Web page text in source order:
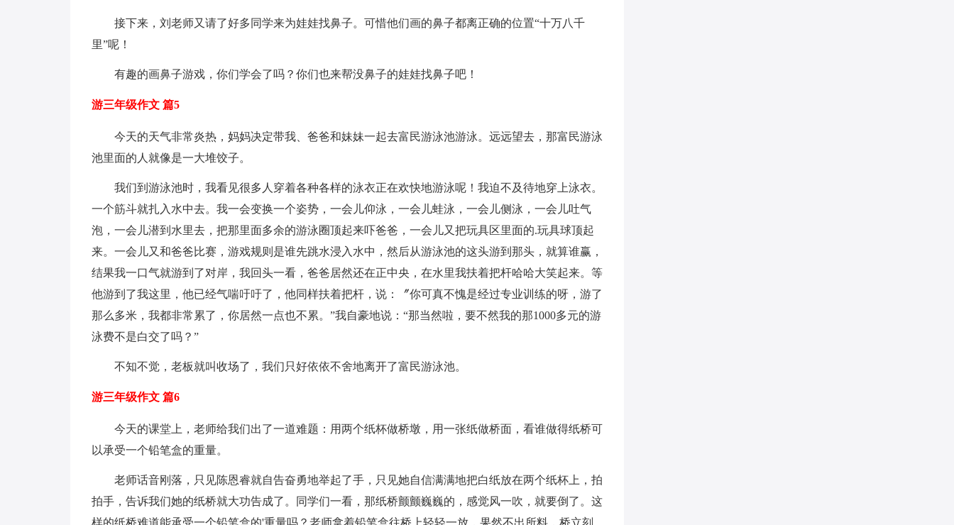
接下来，刘老师又请了好多同学来为娃娃找鼻子。可惜他们画的鼻子都离正确的位置“十万八千
里”呢！
有趣的画鼻子游戏，你们学会了吗？你们也来帮没鼻子的娃娃找鼻子吧！
游三年级作文 篇5
今天的天气非常炎热，妈妈决定带我、爸爸和妹妹一起去富民游泳池游泳。远远望去，那富民游泳
池里面的人就像是一大堆饺子。
我们到游泳池时，我看见很多人穿着各种各样的泳衣正在欢快地游泳呢！我迫不及待地穿上泳衣。
一个筋斗就扎入水中去。我一会变换一个姿势，一会儿仰泳，一会儿蛙泳，一会儿侧泳，一会儿吐气
泡，一会儿潜到水里去，把那里面多余的游泳圈顶起来吓爸爸，一会儿又把玩具区里面的.玩具球顶起
来。一会儿又和爸爸比赛，游戏规则是谁先跳水浸入水中，然后从游泳池的这头游到那头，就算谁赢，
结果我一口气就游到了对岸，我回头一看，爸爸居然还在正中央，在水里我扶着把杆哈哈大笑起来。等
他游到了我这里，他已经气喘吁吁了，他同样扶着把杆，说：〞你可真不愧是经过专业训练的呀，游了
那么多米，我都非常累了，你居然一点也不累。”我自豪地说：“那当然啦，要不然我的那1000多元的游
泳费不是白交了吗？”
不知不觉，老板就叫收场了，我们只好依依不舍地离开了富民游泳池。
游三年级作文 篇6
今天的课堂上，老师给我们出了一道难题：用两个纸杯做桥墩，用一张纸做桥面，看谁做得纸桥可
以承受一个铅笔盒的重量。
老师话音刚落，只见陈恩睿就自告奋勇地举起了手，只见她自信满满地把白纸放在两个纸杯上，拍
拍手，告诉我们她的纸桥就大功告成了。同学们一看，那纸桥颤颤巍巍的，感觉风一吹，就要倒了。这
样的纸桥难道能承受一个铅笔盒的'重量吗？老师拿着铅笔盒往桥上轻轻一放，果然不出所料，桥立刻